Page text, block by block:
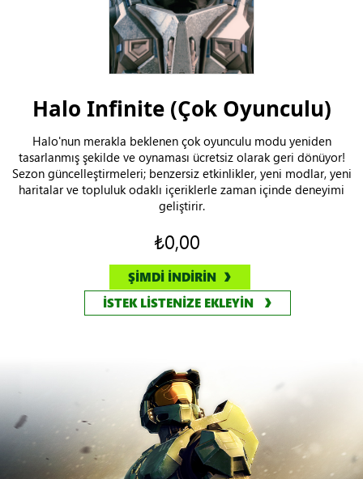
Halo Infinite (Çok Oyunculu)
Halo'nun merakla beklenen çok oyunculu modu yeniden
tasarlanmış şekilde ve oynaması ücretsiz olarak geri dönüyor!
Sezon güncelleştirmeleri; benzersiz etkinlikler, yeni modlar, yeni
haritalar ve topluluk odaklı içeriklerle zaman içinde deneyimi
geliştirir.
₺0,00
ŞİMDİ İNDİRİN